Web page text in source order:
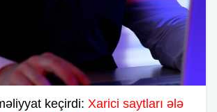
keçirdi: Xarici saytları ələ